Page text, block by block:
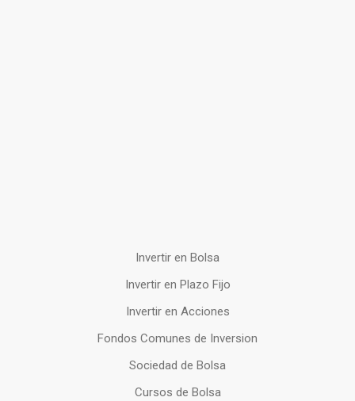
Invertir en Bolsa
Invertir en Plazo Fijo
Invertir en Acciones
Fondos Comunes de Inversion
Sociedad de Bolsa
Cursos de Bolsa